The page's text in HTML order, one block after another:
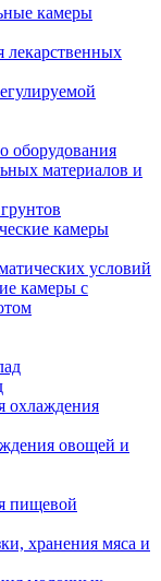
камеры
лекарственных
оборудования
материалов и
камеры
условий
камеры с
охлаждения
овощей и
пищевой
хранения мяса и